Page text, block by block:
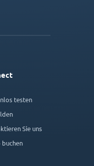
testen
Sie uns
buchen